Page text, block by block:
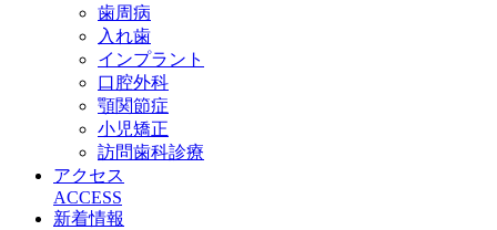
歯周病
入れ歯
インプラント
口腔外科
顎関節症
小児矯正
訪問歯科診療
アクセス
ACCESS
新着情報